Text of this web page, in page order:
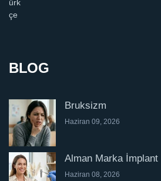
BLOG
Bruksizm
Haziran 09, 2026
Alman Marka İmplant
Haziran 08, 2026